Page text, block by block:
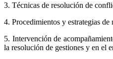
3. Técnicas de resolución de
4. Procedimientos y estrategias
5. Intervención de
la resolución de gestiones y en el